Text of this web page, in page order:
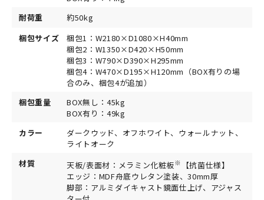
耐荷重
約50kg
梱包サイズ
梱包1：W2180×D1080×H40mm
梱包2：W1350×D420×H50mm
梱包3：W790×D390×H295mm
梱包4：W470×D195×H120mm（BOX有りの場
合のみ、梱包4が追加）
梱包重量
BOX無し：45kg
BOX有り：49kg
カラー
ダークウッド、オフホワイト、ウォールナット、
ライトオーク
材質
天板/表面材：メラミン化粧板※
【抗菌仕様】
エッジ：MDF舟底ウレタン塗装、30mm厚
脚部：アルミダイキャスト鏡面仕上げ、アジャス